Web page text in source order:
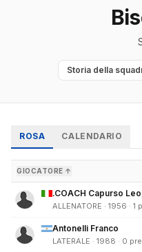
Storia della
ROSA CALENDARIO
GIOCATORE ↑
.COACH Capurso
ALLENATORE · 1956 · 1
Antonelli Franco
LATERALE · 1988 · 0